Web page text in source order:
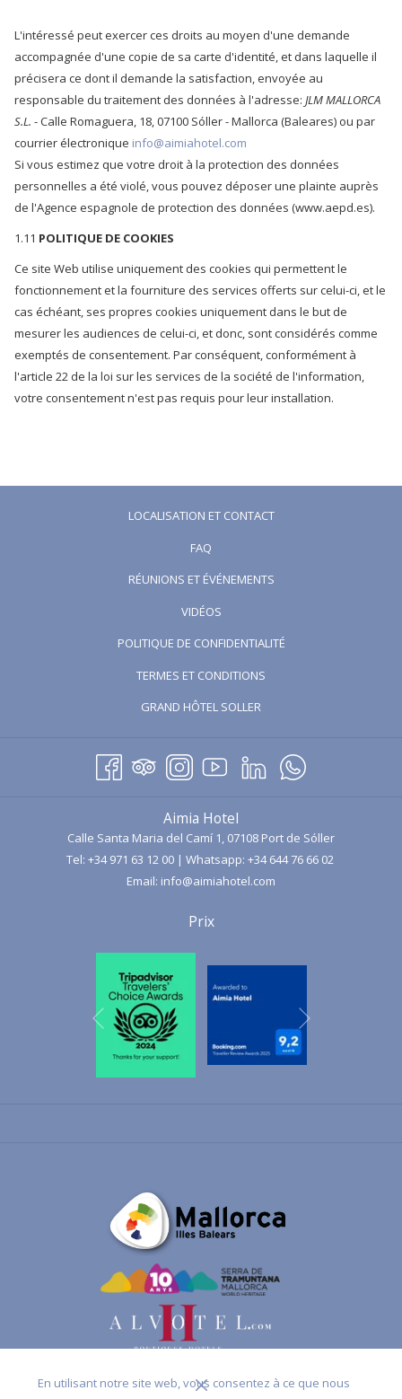
En utilisant notre site web, vous consentez à ce que nous
L'intéressé peut exercer ces droits au moyen d'une demande
accompagnée d'une copie de sa carte d'identité, et dans laquelle il
précisera ce dont il demande la satisfaction, envoyée au
responsable du traitement des données à l'adresse: JLM MALLORCA
S.L. - Calle Romaguera, 18, 07100 Sóller - Mallorca (Baleares) ou par
courrier électronique info@aimiahotel.com
Si vous estimez que votre droit à la protection des données
personnelles a été violé, vous pouvez déposer une plainte auprès
de l'Agence espagnole de protection des données (www.aepd.es).
1.11 POLITIQUE DE COOKIES
Ce site Web utilise uniquement des cookies qui permettent le
fonctionnement et la fourniture des services offerts sur celui-ci, et le
cas échéant, ses propres cookies uniquement dans le but de
mesurer les audiences de celui-ci, et donc, sont considérés comme
exemptés de consentement. Par conséquent, conformément à
l'article 22 de la loi sur les services de la société de l'information,
votre consentement n'est pas requis pour leur installation.
LOCALISATION ET CONTACT
FAQ
RÉUNIONS ET ÉVÉNEMENTS
VIDÉOSOUVRIR
NOUVEL
POLITIQUE DE CONFIDENTIALITÉ
TERMES ET CONDITIONS
GRAND HÔTEL SOLLER
NOUVEL
Aimia Hotel
Calle Santa Maria del Camí 1, 07108 Port de Sóller
Tel: +34 971 63 12 00| Whatsapp: +34 644 76 66 02
Email: info@aimiahotel.com
Prix
Précédent